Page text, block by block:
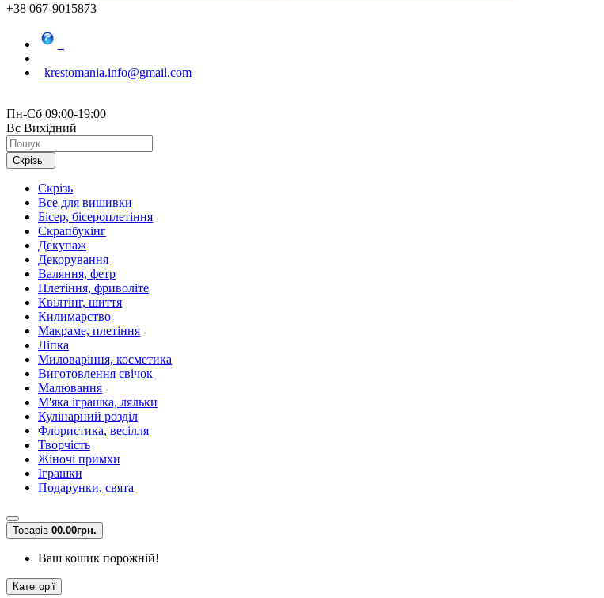
+38 067-9015873
krestomania.info@gmail.com
Пн-Сб 09:00-19:00
Вс Вихідний
Скрізь
Скрізь
Все для вишивки
Бісер, бісероплетіння
Скрапбукінг
Декупаж
Декорування
Валяння, фетр
Плетіння, фриволіте
Квілтінг, шиття
Килимарство
Макраме, плетіння
Ліпка
Миловаріння, косметика
Виготовлення свічок
Малювання
М'яка іграшка, ляльки
Кулінарний розділ
Флористика, весілля
Творчість
Жіночі примхи
Іграшки
Подарунки, свята
Товарів 00.00грн.
Ваш кошик порожній!
Категорії